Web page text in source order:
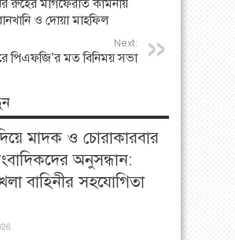
রুহের মাগফেরাত কামনায়
ও দোয়া মাহফিল
Next:
পিএফজি’র মত বিনিময় সভা
দিয়ে মাদক ও চোরাকারবার
অনুসন্ধান:
বাহিনীর সহযোগিতা